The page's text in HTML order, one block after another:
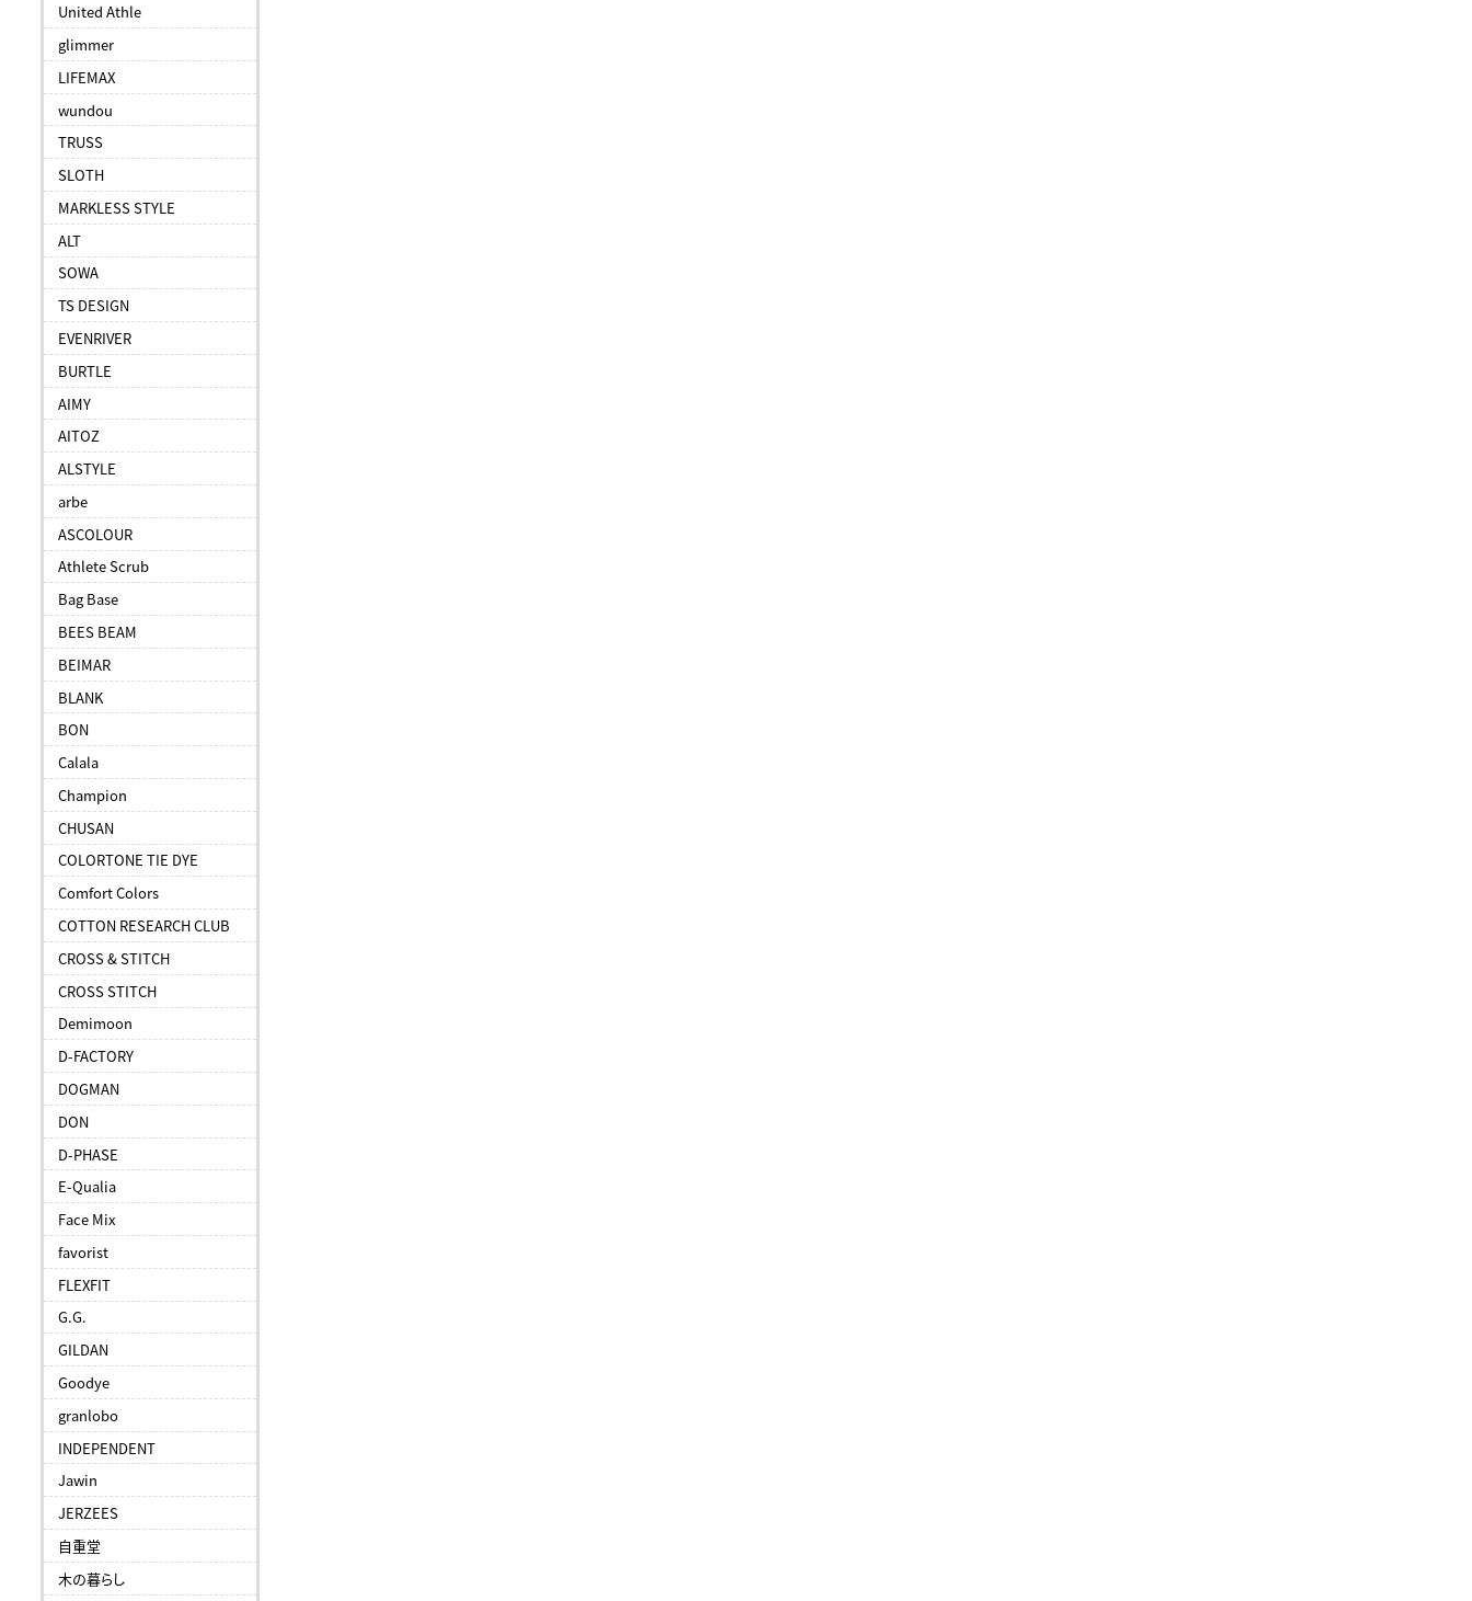
United Athle
glimmer
LIFEMAX
wundou
TRUSS
SLOTH
MARKLESS STYLE
ALT
SOWA
TS DESIGN
EVENRIVER
BURTLE
AIMY
AITOZ
ALSTYLE
arbe
ASCOLOUR
Athlete Scrub
Bag Base
BEES BEAM
BEIMAR
BLANK
BON
Calala
Champion
CHUSAN
COLORTONE TIE DYE
Comfort Colors
COTTON RESEARCH CLUB
CROSS & STITCH
CROSS STITCH
Demimoon
D-FACTORY
DOGMAN
DON
D-PHASE
E-Qualia
Face Mix
favorist
FLEXFIT
G.G.
GILDAN
Goodye
granlobo
INDEPENDENT
Jawin
JERZEES
自重堂
木の暮らし